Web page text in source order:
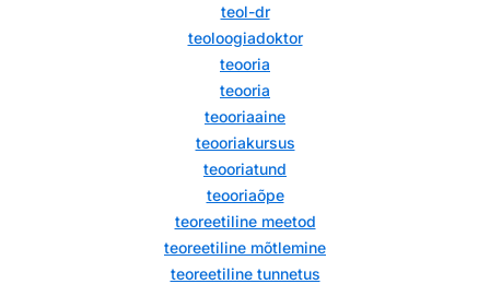
teol-dr
teoloogiadoktor
teooria
teooria
teooriaaine
teooriakursus
teooriatund
teooriaõpe
teoreetiline meetod
teoreetiline mõtlemine
teoreetiline tunnetus